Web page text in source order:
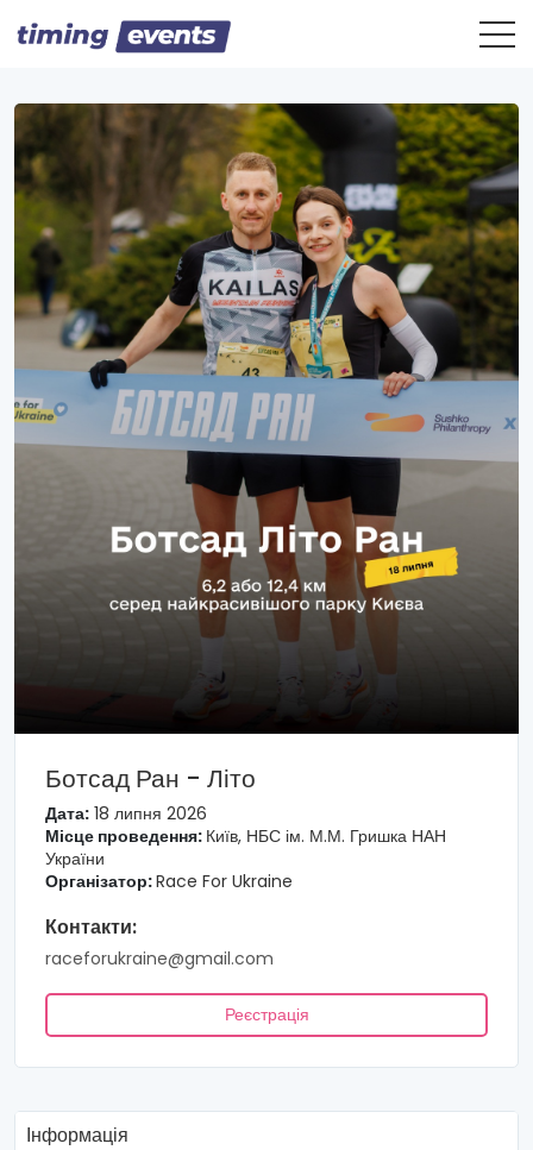
Ботсад Ран - Літо
Дата: 18 липня 2026
Місце проведення: Київ, НБС ім. М.М. Гришка НАН
України
Організатор:Race For Ukraine
Контакти:
raceforukraine@gmail.com
Реєстрація
Інформація